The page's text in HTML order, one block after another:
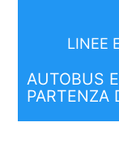
LINEE
AUTOBUS
PARTENZA